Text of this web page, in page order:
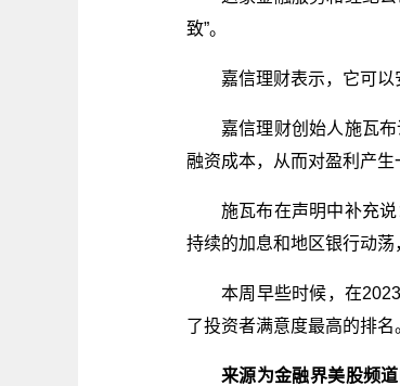
致”。
嘉信理财表示，它可
嘉信理财创始人施瓦
融资成本，从而对盈利产生
施瓦布在声明中补充
持续的加息和地区银行动
本周早些时候，在
了投资者满意度最高的排名
来源为金融界美股频